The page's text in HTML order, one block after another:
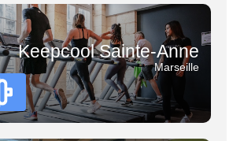
Keepcool Sainte-Anne
Marseille